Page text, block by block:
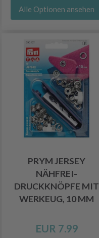
Alle Optionen ansehen
PRYM JERSEY
NÄHFREI-
DRUCKKNÖPFE MIT
WERKEUG, 10 MM
EUR 7.99